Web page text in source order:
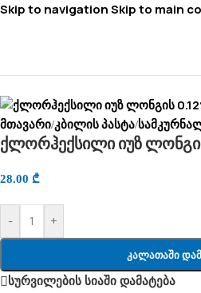
Skip to navigationSkip to main
მთავარი/კბილის პასტა/
ქლორჰექსილი იუზ
28.00 ₾
- +
Კალათაში
სურვილების სიაში დამატება